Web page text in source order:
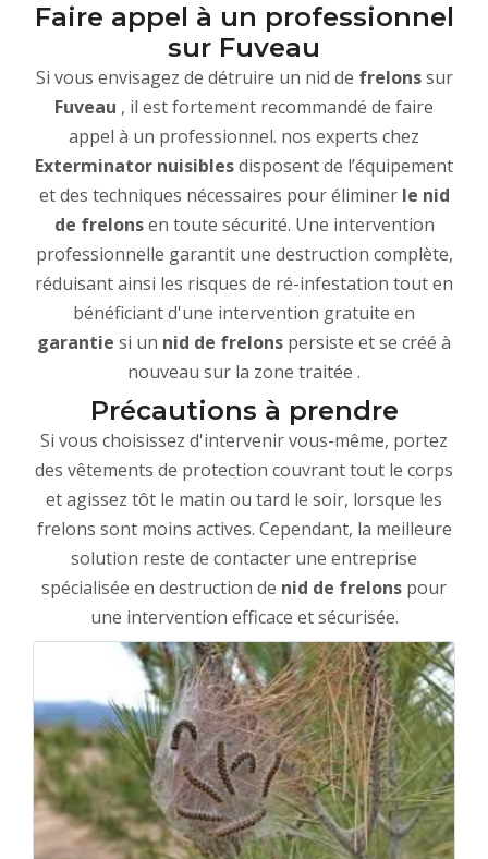
Faire appel à un professionnel
sur Fuveau
Si vous envisagez de détruire un nid de frelonssur
Fuveau , il est fortement recommandé de faire
appel à un professionnel. nos experts chez
Exterminator nuisiblesdisposent de l’équipement
et des techniques nécessaires pour éliminerle nid
de frelonsen toute sécurité. Une intervention
professionnelle garantit une destruction complète,
réduisant ainsi les risques de ré-infestation tout en
bénéficiant d'une intervention gratuite en
garantie si un nid de frelons persiste et se créé à
nouveau sur la zone traitée .
Précautions à prendre
Si vous choisissez d'intervenir vous-même, portez
des vêtements de protection couvrant tout le corps
et agissez tôt le matin ou tard le soir, lorsque les
frelons sont moins actives. Cependant, la meilleure
solution reste de contacter une entreprise
spécialisée en destruction de nid de frelons pour
une intervention efficace et sécurisée.